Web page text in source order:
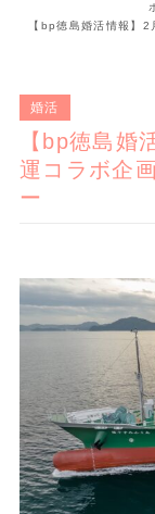
【bp徳島婚活情報】
婚活
【bp徳島婚
運コラボ企
ー